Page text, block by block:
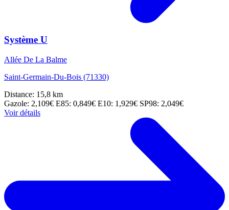
Système U
Allée De La Balme
Saint-Germain-Du-Bois (71330)
Distance: 15,8 km
Gazole: 2,109€ E85: 0,849€ E10: 1,929€ SP98: 2,049€
Voir détails